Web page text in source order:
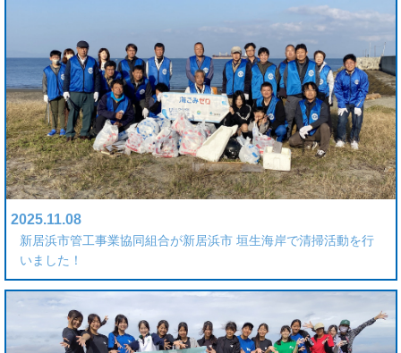
2025.11.08
新居浜市管工事業協同組合が新居浜市 垣生海岸で清掃活動を行
いました！